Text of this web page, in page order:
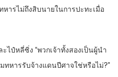
ารไม่ถึงสิบนายในการปะทะเมื่อ
ป๋หลี่ซิ่ง “พวกเจ้าทั้งสองเป็นผู้นำ
หารรับจ้างแดนปีศาจใช่หรือไม่?”